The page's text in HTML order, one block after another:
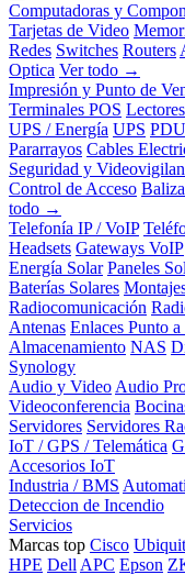
Computadoras y
Tarjetas de Video
Redes Switches Routers
Optica Ver todo →
Impresión y Punto de
Terminales POS
UPS / Energía UPS PDU
Pararrayos Cables
Seguridad y
Control de Acceso
todo →
Telefonía IP / VoIP
Headsets Gateways VoIP
Energía Solar Paneles
Baterías Solares
Radiocomunicación
Antenas Enlaces Punto
Almacenamiento NAS
Synology
Audio y Video Audio
Videoconferencia
Servidores Servidores
IoT / GPS / Telemática
Accesorios IoT
Industria / BMS
Deteccion de Incendio
Servicios
Marcas top Cisco
HPE Dell APC Epson